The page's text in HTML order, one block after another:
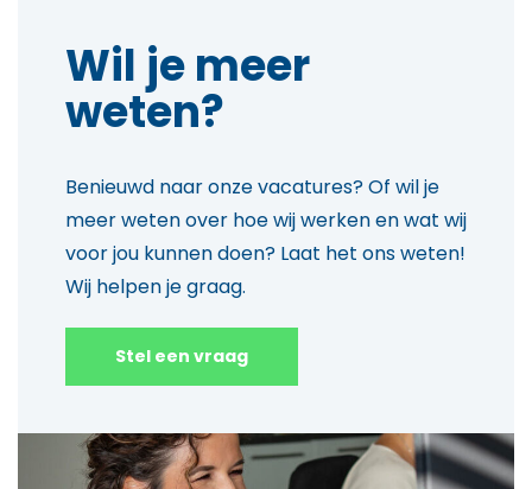
Wil je meer
weten?
Benieuwd naar onze vacatures? Of wil je
meer weten over hoe wij werken en wat wij
voor jou kunnen doen? Laat het ons weten!
Wij helpen je graag.
Stel een vraag